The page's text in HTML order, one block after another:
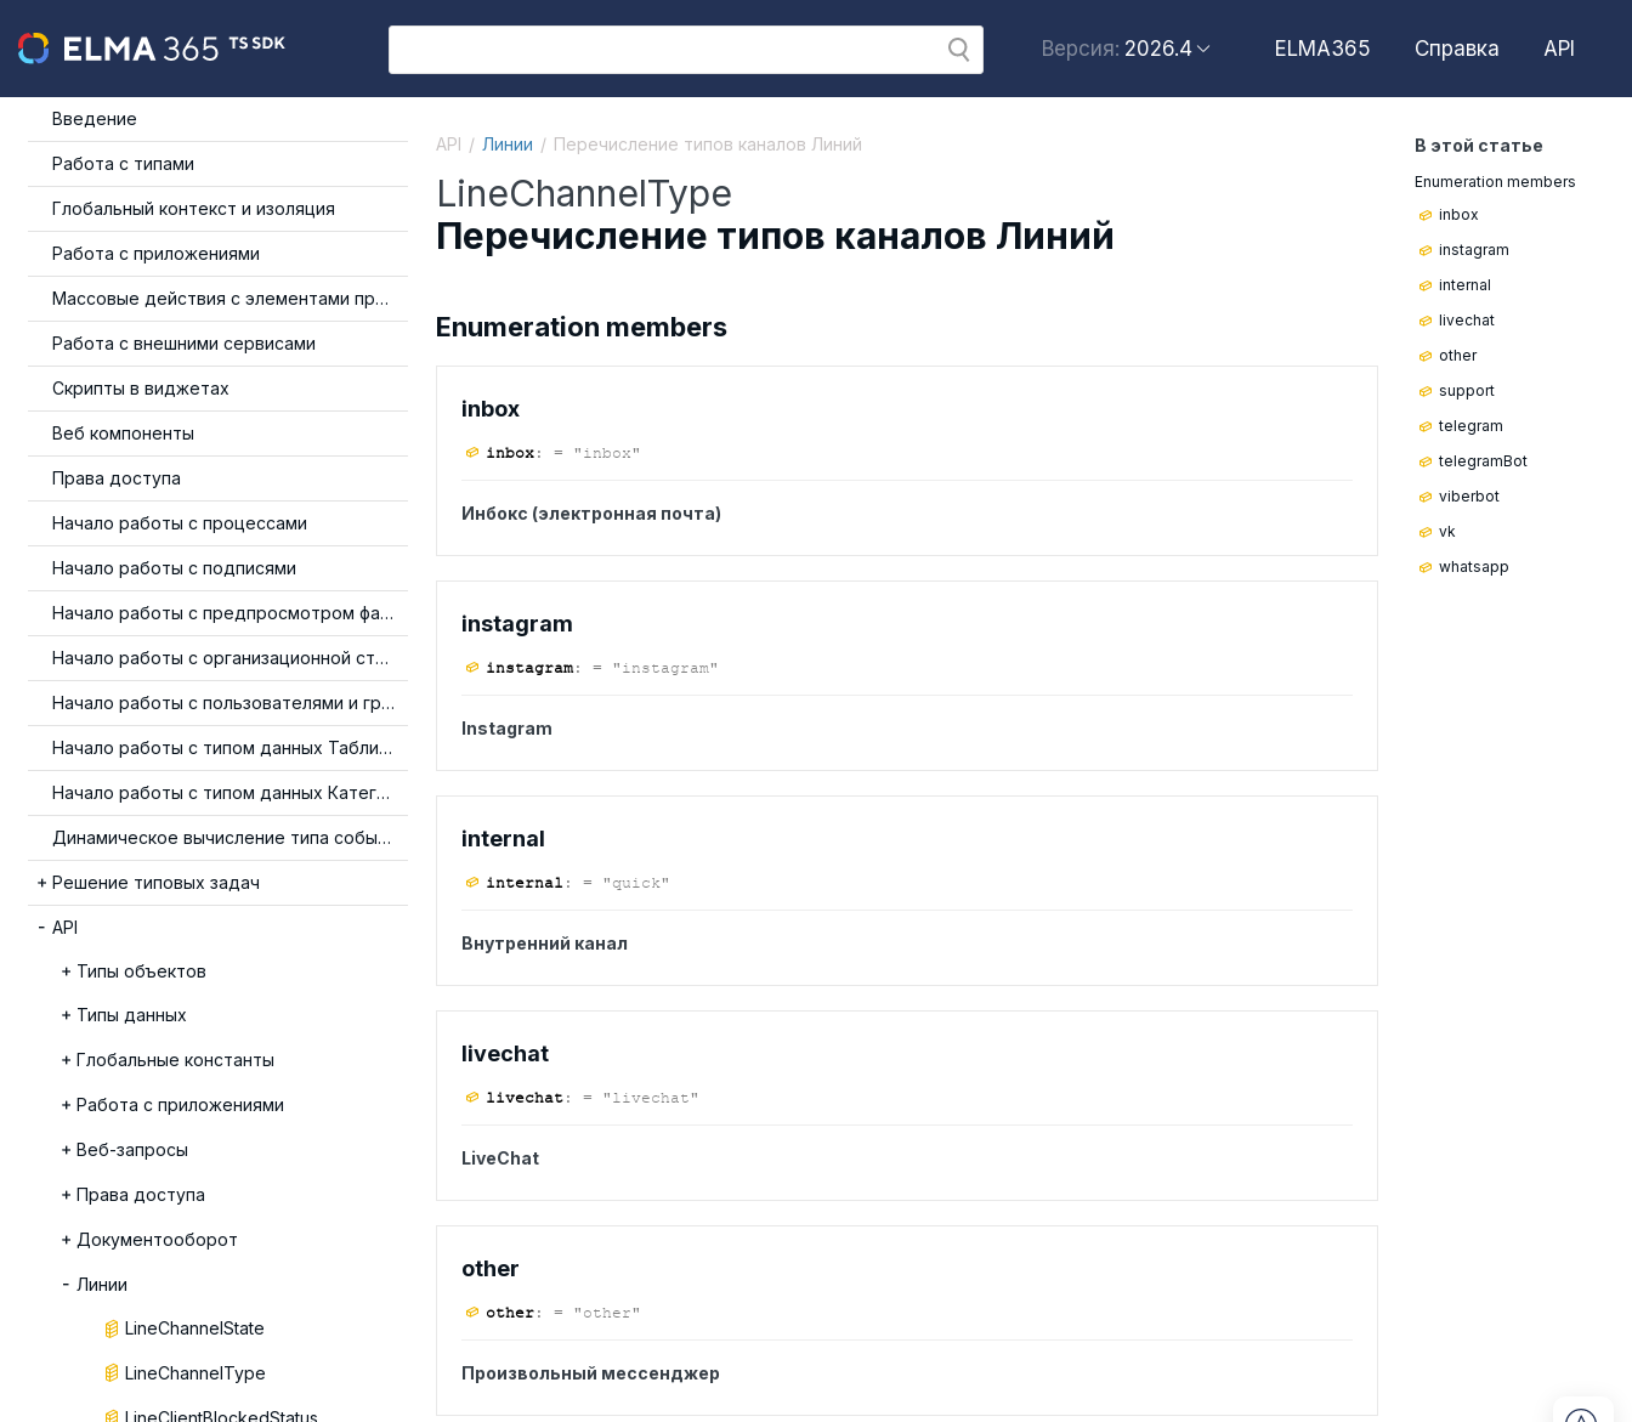
Версия: 2026.42026.6
2026.4
ELMA365 Справка API
Введение
Работа с типами
Глобальный контекст и изоляция
Работа с приложениями
Массовые действия с элементами приложения
Работа с внешними сервисами
Скрипты в виджетах
Веб компоненты
Права доступа
Начало работы с процессами
Начало работы с подписями
Начало работы с предпросмотром файлов
Начало работы с организационной структурой
Начало работы с пользователями и группами
Начало работы с типом данных Таблица
Начало работы с типом данных Категория
Динамическое вычисление типа события
Решение типовых задач
API
Типы объектов
Типы данных
Глобальные константы
Работа с приложениями
Веб-запросы
Права доступа
Документооборот
Линии
LineChannelState
LineChannelType
API Линии Перечисление типов каналов Линий
LineChannelType
Перечисление типов каналов Линий
Enumeration members
inbox
inbox: = "inbox"
Инбокс (электронная почта)
instagram
instagram: = "instagram"
Instagram
internal
internal : = "quick"
Внутренний канал
livechat
livechat: = "livechat"
LiveChat
other
other: = "other"
Произвольный мессенджер
В этой статье
Enumeration members
inbox
instagram
internal
livechat
other
support
telegram
telegramBot
viberbot
vk
whatsapp